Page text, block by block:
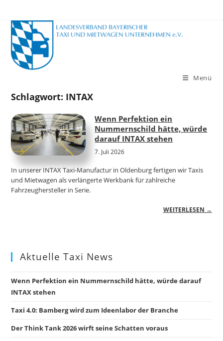
Inhalt
springen
Menü
Schlagwort: INTAX
Wenn Perfektion ein
Nummernschild hätte, würde
darauf INTAX stehen
7. Juli 2026
In unserer INTAX Taxi-Manufactur in Oldenburg fertigen wir Taxis
und Mietwagen als verlängerte Werkbank für zahlreiche
Fahrzeughersteller in Serie.
WEITERLESEN →
Aktuelle Taxi News
Wenn Perfektion ein Nummernschild hätte, würde darauf
INTAX stehen
Taxi 4.0: Bamberg wird zum Ideenlabor der Branche
Der Think Tank 2026 wirft seine Schatten voraus